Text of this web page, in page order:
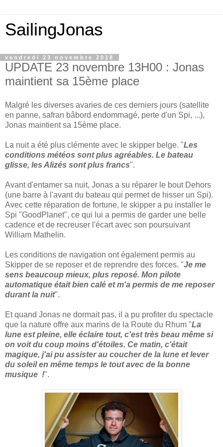
SailingJonas
vendredi 23 novembre 2018
UPDATE 23 novembre 13H00 : Jonas
maintient sa 15ème place
Malgré les diverses avaries de ces derniers jours (satellite
en panne, safran bâbord endommagé, perte d'un Spi, ...),
Jonas maintient sa 15ème place.
La nuit a été plus clémente avec le skipper belge. "Les
conditions météos sont plus agréables. Le bateau
glisse, les Alizés sont plus francs".
Avant d'entamer sa nuit, Jonas a su réparer le bout Dehors
(une barre à l'avant du bateau qui permet de hisser un Spi).
Avec cette réparation de fortune, le skipper a pu installer le
Spi "GoodPlanet", ce qui lui a permis de garder une belle
cadence et de recreuser l'écart avec son poursuivant
William Mathelin.
Les conditions de navigation ont également permis au
Skipper de se reposer et de reprendre des forces. "Je me
sens beaucoup mieux, plus reposé. Mon pilote
automatique était bien calé et m'a permis de me reposer
durant la nuit".
Et quand Jonas ne dormait pas, il a pu profiter du spectacle
que la nature offre aux marins de la Route du Rhum "La
lune est pleine, elle éclaire tout, c'est très beau même si
on voit du coup moins d'étoiles. Ce matin, c'était
magique, j'ai pu assister au coucher de la lune et lever
du soleil en même temps le tout avec de la bonne
musique !".